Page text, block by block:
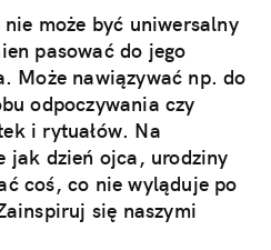
może być uniwersalny
pasować do jego
Może nawiązywać np. do
odpoczywania czy
i rytuałów. Na
jak dzień ojca, urodziny
coś, co nie wyląduje po
się naszymi